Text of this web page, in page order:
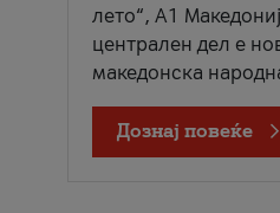
лето“, А1
централен дел е
македонска
Дознај повеќе